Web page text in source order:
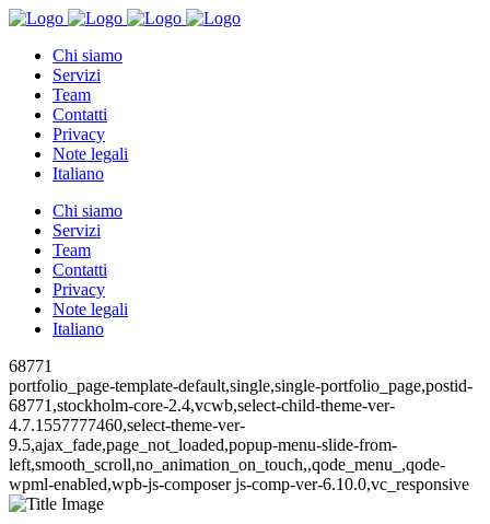
Chi siamo
Servizi
Team
Contatti
Privacy
Note legali
Italiano
Chi siamo
Servizi
Team
Contatti
Privacy
Note legali
Italiano
68771
portfolio_page-template-default,single,single-portfolio_page,postid-
68771,stockholm-core-2.4,vcwb,select-child-theme-ver-
4.7.1557777460,select-theme-ver-
9.5,ajax_fade,page_not_loaded,popup-menu-slide-from-
left,smooth_scroll,no_animation_on_touch,,qode_menu_,qode-
wpml-enabled,wpb-js-composer js-comp-ver-6.10.0,vc_responsive